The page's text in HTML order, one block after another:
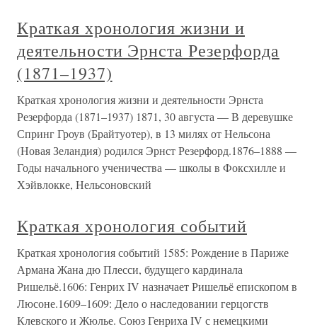
Краткая хронология жизни и
деятельности Эрнста Резерфорда
(1871–1937)
Краткая хронология жизни и деятельности Эрнста
Резерфорда (1871–1937) 1871, 30 августа — В деревушке
Спринг Гроув (Брайтуотер), в 13 милях от Нельсона
(Новая Зеландия) родился Эрнст Резерфорд.1876–1888 —
Годы начального ученичества — школы в Фоксхилле и
Хэйвлокке, Нельсоновский
Краткая хронология событий
Краткая хронология событий 1585: Рождение в Париже
Армана Жана дю Плесси, будущего кардинала
Ришельё.1606: Генрих IV назначает Ришельё епископом в
Люсоне.1609–1609: Дело о наследовании герцогств
Клевского и Жюлье. Союз Генриха IV с немецкими